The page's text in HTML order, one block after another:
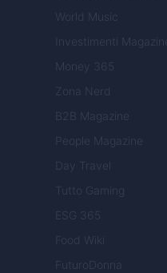
World Music
Investimenti Magazine
Money 365
Zona Nerd
B2B Magazine
People Magazine
Day Travel
Tutto Gaming
ESG 365
Food Wiki
FuturoDonna